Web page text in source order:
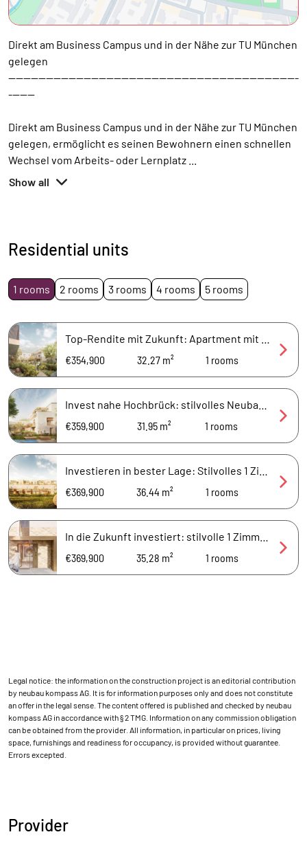
Direkt am Business Campus und in der Nähe zur TU München
gelegen
-----------------------------------------------------------------------------
-------
Direkt am Business Campus und in der Nähe zur TU München
gelegen, ermöglicht es seinen Bewohnern einen schnellen
Wechsel vom Arbeits- oder Lernplatz
Show all
Residential units
1 rooms 2 rooms 3 rooms 4 rooms 5 rooms
€354,900
32.27 m² 1 rooms
€359,900
31.95 m² 1 rooms
€369,900
36.44 m² 1 rooms
€369,900
35.28 m² 1 rooms
Legal notice: the information on the construction project is an editorial contribution
by neubau kompass AG. It is for information purposes only and does not constitute
an offer in the legal sense. The content offered is published and checked by neubau
kompass AG in accordance with § 2 TMG. Information on any commission obligation
can be obtained from the provider. All information, in particular on prices, living
space, furnishings and readiness for occupancy, is provided without guarantee.
Errors excepted.
Provider